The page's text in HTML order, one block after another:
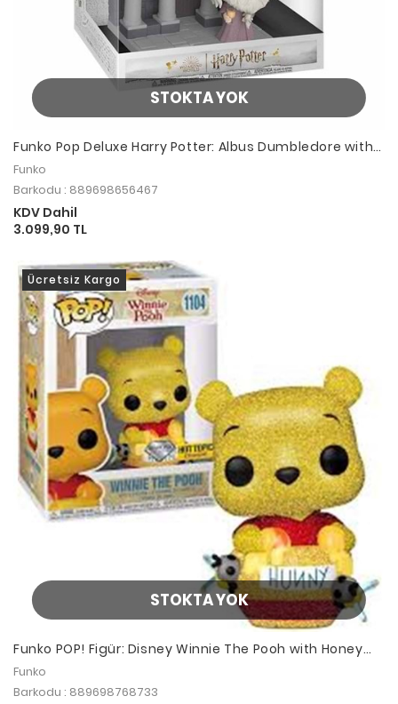
STOKTA YOK
Funko Pop Deluxe Harry Potter: Albus Dumbledore with
Hog’s Head Inn
Funko
Barkodu : 889698656467
KDV Dahil
3.099,90 TL
STOKTA YOK
Ücretsiz Kargo
Funko POP! Figür: Disney Winnie The Pooh with Honey
Pot
Funko
Barkodu : 889698768733